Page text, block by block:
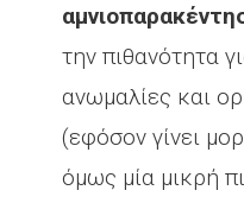
την πιθανότητα
ανωμαλίες και
(εφόσον γίνει
όμως μία μικρή